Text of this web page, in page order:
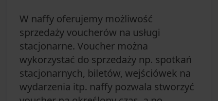
W naffy oferujemy możliwość
sprzedaży voucherów na usługi
stacjonarne. Voucher można
wykorzystać do sprzedaży np. spotkań
stacjonarnych, biletów, wejściówek na
wydarzenia itp. naffy pozwala stworzyć